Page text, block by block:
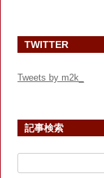
TWITTER
Tweets by m2k_
記事検索